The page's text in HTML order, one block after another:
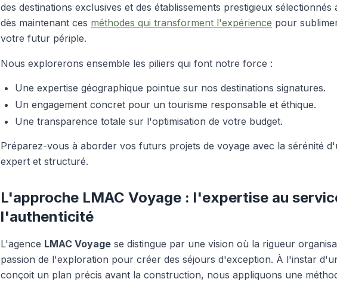
des destinations exclusives et des établissements prestigieux sélectionnés
dès maintenant ces méthodes qui transforment l'expérience pour
votre futur périple.
Nous explorerons ensemble les piliers qui font notre force :
Une expertise géographique pointue sur nos destinations signatures.
Un engagement concret pour un tourisme responsable et éthique.
Une transparence totale sur l'optimisation de votre budget.
Préparez-vous à aborder vos futurs projets de voyage avec la sérénité
expert et structuré.
L'approche LMAC Voyage : l'expertise au
l'authenticité
L'agence LMAC Voyage se distingue par une vision où la rigueur
passion de l'exploration pour créer des séjours d'exception. À l'instar
conçoit un plan précis avant la construction, nous appliquons une